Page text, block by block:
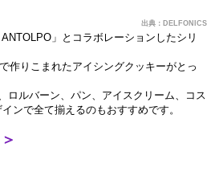
出典： DELFONICS
」とコラボレーションしたシリ
作りこまれたアイシングクッキーがとっ
ロルバーン、パン、アイスクリ ーム、コス
ンで全て揃えるのもおすすめです。